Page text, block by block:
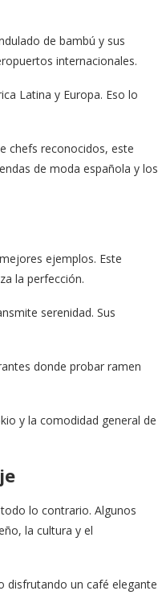
de bambú y sus
internacionales.
Latina y Europa. Eso lo
chefs reconocidos, este
de moda española y los
ejemplos. Este
la perfección.
serenidad. Sus
donde probar ramen
y la comodidad general de
lo contrario. Algunos
la cultura y el
disfrutando un café elegante